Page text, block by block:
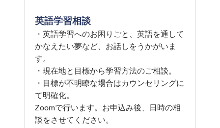
英語学習相談
・英語学習へのお困りごと、英語を通して
かなえたい夢など、お話しをうかがいま
す。
・現在地と目標から学習方法のご相談。
・目標が不明瞭な場合はカウンセリングに
て明確化。
Zoomで行います。お申込み後、日時の相
談をさせてください。